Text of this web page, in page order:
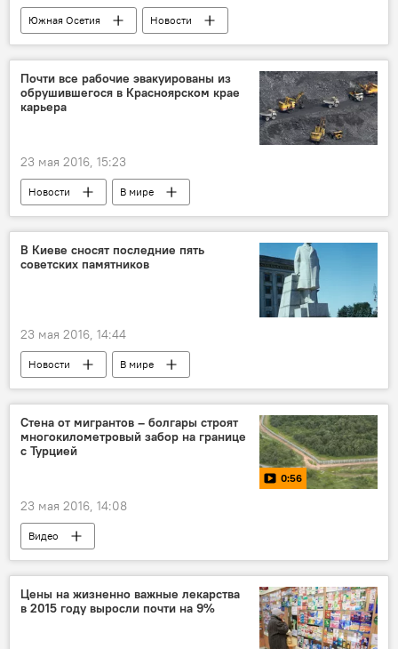
Южная Осетия Новости
Почти все рабочие эвакуированы из
обрушившегося в Красноярском крае
карьера
23 мая 2016, 15:23
Новости В мире
В Киеве сносят последние пять
советских памятников
23 мая 2016, 14:44
Новости В мире
Стена от мигрантов – болгары строят
многокилометровый забор на границе
с Турцией
0:56
23 мая 2016, 14:08
Видео
Цены на жизненно важные лекарства
в 2015 году выросли почти на 9%